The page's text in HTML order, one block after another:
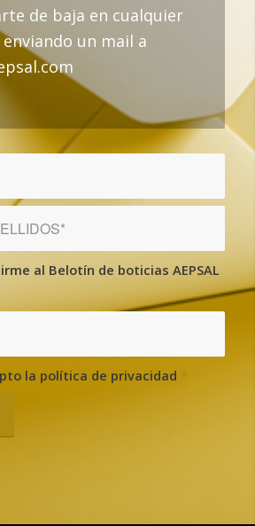
de baja en cualquier
un mail a
al Belotín de boticias AEPSAL
la política de privacidad